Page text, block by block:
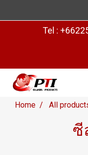
Tel :
Home All
ซี